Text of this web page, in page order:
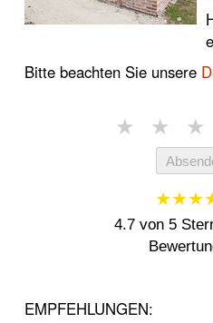
Bitte beachten Sie unsere
★ ★ ★
4.7 von 5
EMPFEHLUNGEN: